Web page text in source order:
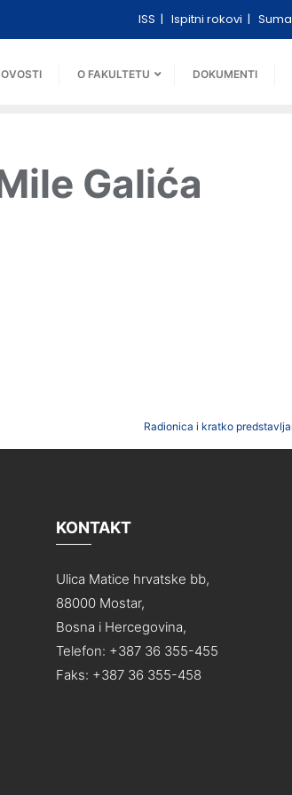
ISS Ispitni rokovi
O FAKULTETU DOKUMENTI
Galića
Radionica i kratko
KONTAKT
Ulica Matice hrvatske bb,
88000 Mostar,
Bosna i Hercegovina,
Telefon: +387 36 355-455
Faks: +387 36 355-458